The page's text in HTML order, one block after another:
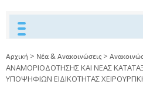
Αρχική > Νέα & Ανακοινώσεις >
ΑΝΑΜΟΡΙΟΔΟΤΗΣΗΣ ΚΑΙ ΝΕΑΣ
ΥΠΟΨΗΦΙΩΝ ΕΙΔΙΚΟΤΗΤΑΣ